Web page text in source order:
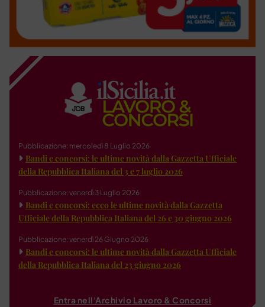
Pubblicazione: mercoledì 8 Luglio 2026
Bandi e concorsi: le ultime novità dalla Gazzetta Ufficiale
della Repubblica Italiana del 3 e 7 luglio 2026
Pubblicazione: venerdì 3 Luglio 2026
Bandi e concorsi: ecco le ultime novità dalla Gazzetta
Ufficiale della Repubblica Italiana del 26 e 30 giugno 2026
Pubblicazione: venerdì 26 Giugno 2026
Bandi e concorsi: le ultime novità dalla Gazzetta Ufficiale
della Repubblica Italiana del 23 giugno 2026
Entra nell'Archivio Lavoro & Concorsi